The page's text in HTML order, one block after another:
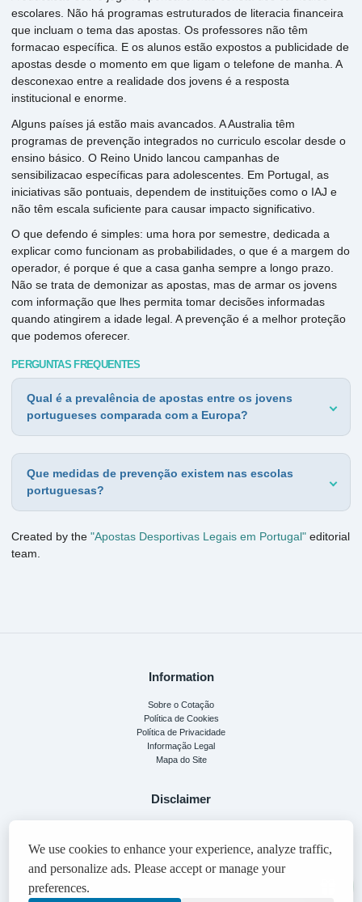
escolares. Não há programas estruturados de literacia financeira
que incluam o tema das apostas. Os professores não têm
formacao específica. E os alunos estão expostos a publicidade de
apostas desde o momento em que ligam o telefone de manha. A
desconexao entre a realidade dos jovens é a resposta
institucional e enorme.
Alguns países já estão mais avancados. A Australia têm
programas de prevenção integrados no curriculo escolar desde o
ensino básico. O Reino Unido lancou campanhas de
sensibilizacao específicas para adolescentes. Em Portugal, as
iniciativas são pontuais, dependem de instituições como o IAJ e
não têm escala suficiente para causar impacto significativo.
O que defendo é simples: uma hora por semestre, dedicada a
explicar como funcionam as probabilidades, o que é a margem do
operador, é porque é que a casa ganha sempre a longo prazo.
Não se trata de demonizar as apostas, mas de armar os jovens
com informação que lhes permita tomar decisões informadas
quando atingirem a idade legal. A prevenção é a melhor proteção
que podemos oferecer.
PERGUNTAS FREQUENTES
Qual é a prevalência de apostas entre os jovens
portugueses comparada com a Europa?
Que medidas de prevenção existem nas escolas
portuguesas?
Created by the "Apostas Desportivas Legais em Portugal" editorial
team.
Information
Sobre o Cotação
Política de Cookies
Política de Privacidade
Informação Legal
Mapa do Site
Disclaimer
We use cookies to improve your experience. By staying on the site, you agree to
policy
This site contains affiliate links. We may receive a commission if you make a purchase
We use cookies to enhance your experience, analyze traffic,
and personalize ads. Please accept or manage your
preferences.